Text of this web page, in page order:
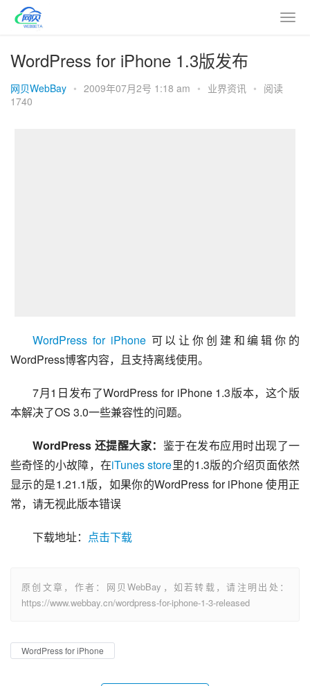
WordPress for iPhone 1.3版发布
网贝WebBay • 2009年07月2号 1:18 am • 业界资讯 • 阅读
1740
WordPress for iPhone 可以让你创建和编辑你的
WordPress博客内容，且支持离线使用。
7月1日发布了WordPress for iPhone 1.3版本，这个版
本解决了OS 3.0一些兼容性的问题。
WordPress 还提醒大家： 鉴于在发布应用时出现了一
些奇怪的小故障，在iTunes store里的1.3版的介绍页面依然
显示的是1.21.1版，如果你的WordPress for iPhone 使用正
常，请无视此版本错误
下载地址： 点击下载
原创文章，作者：网贝WebBay，如若转载，请注明出处：
https://www.webbay.cn/wordpress-for-iphone-1-3-released
WordPress for iPhone